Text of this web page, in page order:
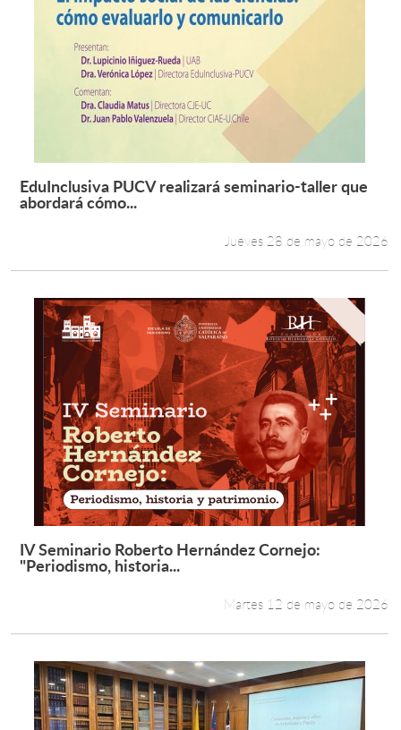
Leer más +
EduInclusiva PUCV realizará seminario-taller que
abordará cómo...
Jueves 28 de mayo de 2026
Leer más +
IV Seminario Roberto Hernández Cornejo:
"Periodismo, historia...
Martes 12 de mayo de 2026